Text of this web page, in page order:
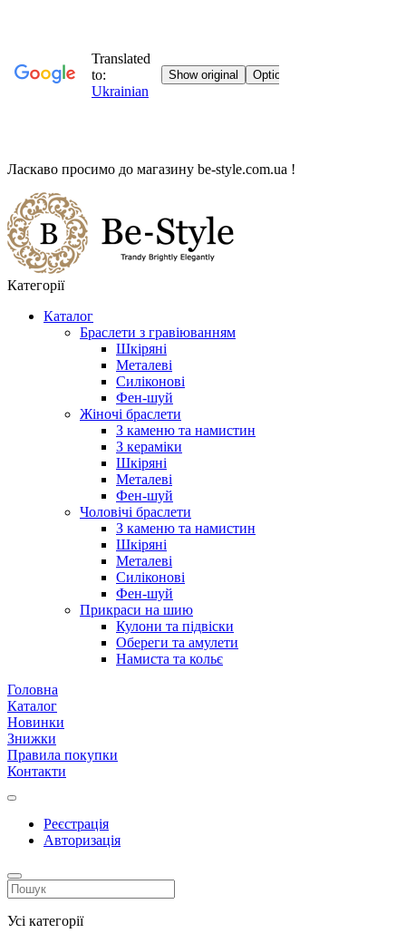
Ласкаво просимо до магазину be-style.com.ua !
Категорії
Каталог
Браслети з гравіюванням
Шкіряні
Металеві
Силіконові
Фен-шуй
Жіночі браслети
З каменю та намистин
З кераміки
Шкіряні
Металеві
Фен-шуй
Чоловічі браслети
З каменю та намистин
Шкіряні
Металеві
Силіконові
Фен-шуй
Прикраси на шию
Кулони та підвіски
Обереги та амулети
Намиста та кольє
Головна
Каталог
Новинки
Знижки
Правила покупки
Контакти
Реєстрація
Авторизація
Усі категорії